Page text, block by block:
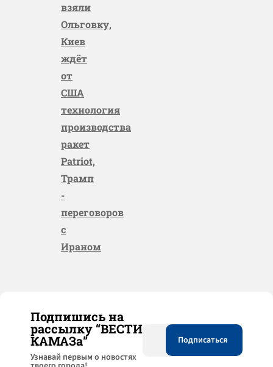
взяли
Ольговку,
Киев
ждёт
от
США
технология
производства
ракет
Patriot,
Трамп
-
переговоров
с
Ираном
Подпишись на
рассылку “ВЕСТИ
КАМАЗа”
Узнaвай первым о новостях